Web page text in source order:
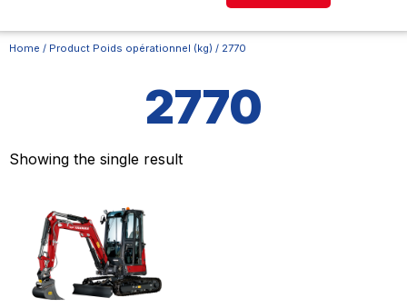
Home / Product Poids opérationnel (kg) / 2770
2770
Showing the single result